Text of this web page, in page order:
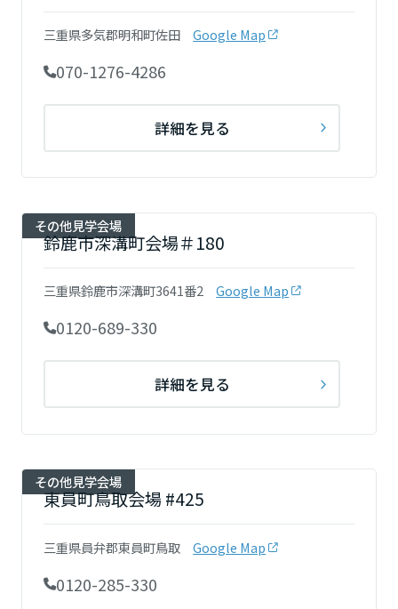
三重県多気郡明和町佐田 Google Map
070-1276-4286
詳細を見る
その他見学会場
鈴鹿市深溝町会場＃180
三重県鈴鹿市深溝町3641番2 Google Map
0120-689-330
詳細を見る
その他見学会場
東員町鳥取会場 #425
三重県員弁郡東員町鳥取 Google Map
0120-285-330